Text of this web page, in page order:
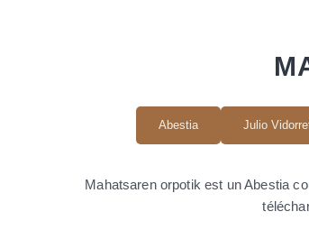
Abestia Julio
Mahatsaren orpotik est un Abestia